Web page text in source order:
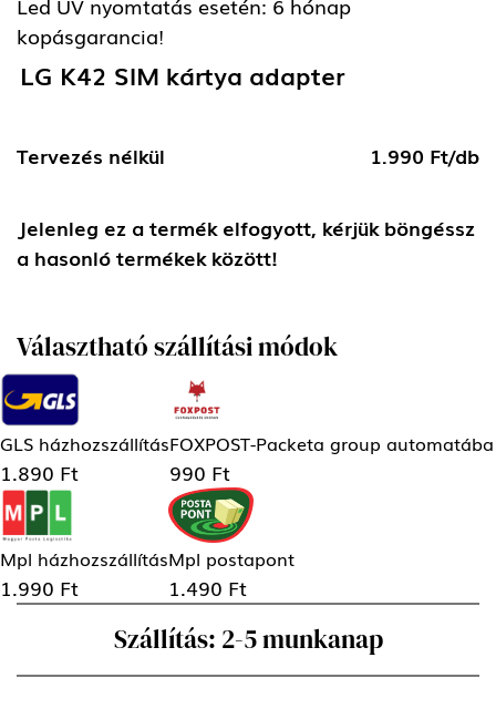
kopásgarancia!
LG K42 SIM kártya adapter
Tervezés nélkül 1.990 Ft/db
Jelenleg ez a termék elfogyott, kérjük böngéssz
a hasonló termékek között!
Választható szállítási módok
GLS házhozszállítás
1.890 Ft
FOXPOST-Packeta group automatába
990 Ft
Mpl házhozszállítás
1.990 Ft
Mpl postapont
1.490 Ft
Szállítás: 2-5 munkanap